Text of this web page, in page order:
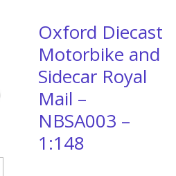
Oxford Diecast
Motorbike and
Sidecar Royal
Mail –
NBSA003 –
1:148